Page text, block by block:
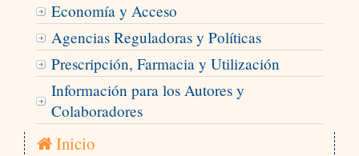
Economía y Acceso
Agencias Reguladoras y Políticas
Prescripción, Farmacia y Utilización
Información para los Autores y
Colaboradores
Inicio